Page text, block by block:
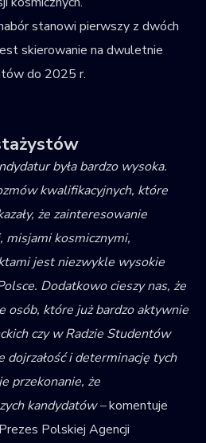
stanowi pierwszy z dwóch
skierowanie na dwuletnie
do 2025 r.
była bardzo wysoka.
kwalifikacyjnych, które
że zainteresowanie
kosmicznymi,
jest niezwykle wysokie
Dodatkowo cieszy nas, że
osób, które już bardzo aktywnie
czy w Radzie Studentów
dojrzałość i determinację tych
przekonanie, że
kandydatów –komentuje
Polskiej Agencji